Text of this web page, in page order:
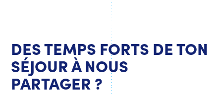
DES TEMPS FORTS DE TON
SÉJOUR À NOUS
PARTAGER ?